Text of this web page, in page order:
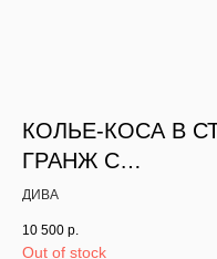
КОЛЬЕ-КОСА В
ГРАНЖ С
ЦЕПОЧКАМИ И
КУЛОНОМ
ДИВА
10 500 р.
Out of stock